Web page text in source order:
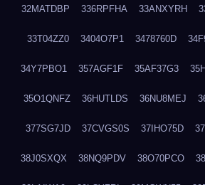
32MATDBP 336RPFHA 33ANXYRH
33T04ZZ0 3404O7P1 3478760D
34Y7PBO1 357AGF1F 35AF37G3
35O1QNFZ 36HUTLDS 36NU8MEJ
377SG7JD 37CVGS0S 37IHO75D
38J0SXQX 38NQ9PDV 38O70PCO